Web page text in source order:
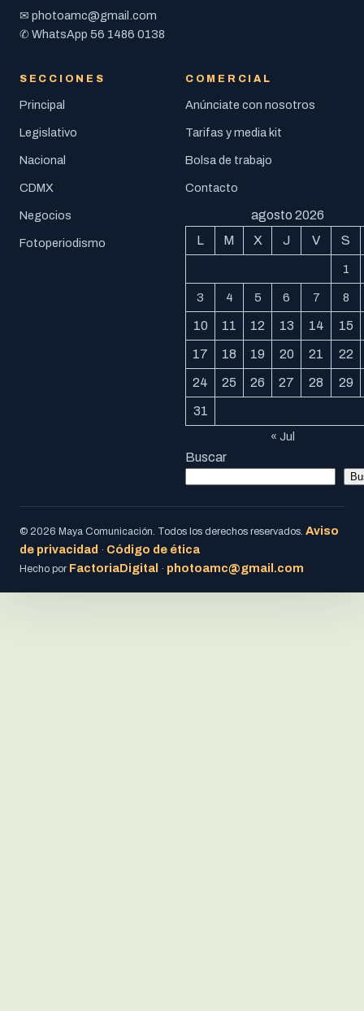
✉ photoamc@gmail.com
✆ WhatsApp 56 1486 0138
SECCIONES
Principal
Legislativo
Nacional
CDMX
Negocios
Fotoperiodismo
COMERCIAL
Anúnciate con nosotros
Tarifas y media kit
Bolsa de trabajo
Contacto
agosto 2026
L
M X J V S
1
3 4 5 6 7 8
10 11 12 13 14 15
17 18 19 20 21 22
24 25 26 27 28 29
31
« Jul
Buscar
© 2026 Maya Comunicación. Todos los derechos reservados. Aviso
de privacidad · Código de ética
Hecho por FactoriaDigital · photoamc@gmail.com